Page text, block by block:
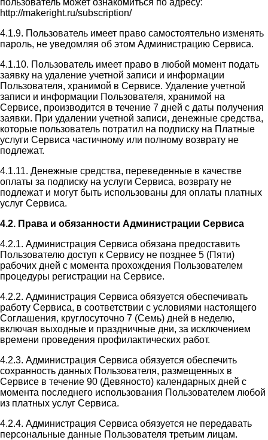
http://makeright.ru/subscription/
4.1.9. Пользователь имеет право самостоятельно изменять
пароль, не уведомляя об этом Администрацию Сервиса.
4.1.10. Пользователь имеет право в любой момент подать
заявку на удаление учетной записи и информации
Пользователя, хранимой в Сервисе. Удаление учетной
записи и информации Пользователя, хранимой на
Сервисе, производится в течение 7 дней с даты получения
заявки. При удалении учетной записи, денежные средства,
которые пользователь потратил на подписку на Платные
услуги Сервиса частичному или полному возврату не
подлежат.
4.1.11. Денежные средства, переведенные в качестве
оплаты за подписку на услуги Сервиса, возврату не
подлежат и могут быть использованы для оплаты платных
услуг Сервиса.
4.2. Права и обязанности Администрации Сервиса
4.2.1. Администрация Сервиса обязана предоставить
Пользователю доступ к Сервису не позднее 5 (Пяти)
рабочих дней с момента прохождения Пользователем
процедуры регистрации на Сервисе.
4.2.2. Администрация Сервиса обязуется обеспечивать
работу Сервиса, в соответствии с условиями настоящего
Соглашения, круглосуточно 7 (Семь) дней в неделю,
включая выходные и праздничные дни, за исключением
времени проведения профилактических работ.
4.2.3. Администрация Сервиса обязуется обеспечить
сохранность данных Пользователя, размещенных в
Сервисе в течение 90 (Девяносто) календарных дней с
момента последнего использования Пользователем любой
из платных услуг Сервиса.
4.2.4. Администрация Сервиса обязуется не передавать
персональные данные Пользователя третьим лицам.